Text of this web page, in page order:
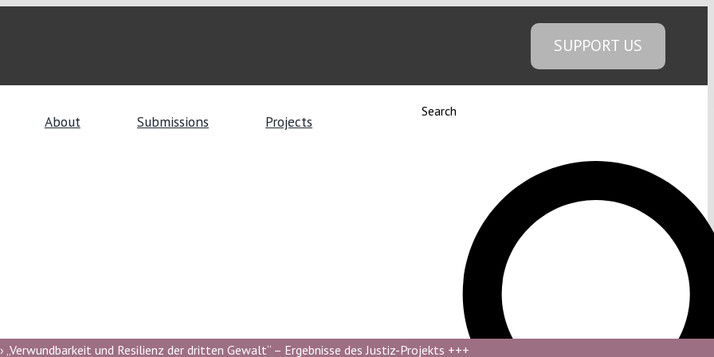
SUPPORT US
About Submissions Projects
Search
„Verwundbarkeit und Resilienz der dritten Gewalt“ – Ergebnisse des Justiz-Projekts +++